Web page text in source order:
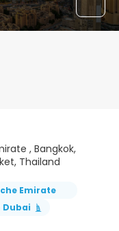
, Bangkok,
Thailand
Emirate
Dubai